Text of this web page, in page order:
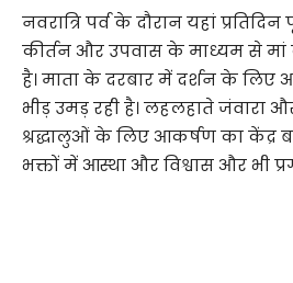
नवरात्रि पर्व के दौरान यहां
कीर्तन और उपवास के माध्यम से मां
है। माता के दरबार में दर्शन के लिए
भीड़ उमड़ रही है। लहलहाते जंवारा
श्रद्धालुओं के लिए आकर्षण का केंद्र
भक्तों में आस्था और विश्वास और भी